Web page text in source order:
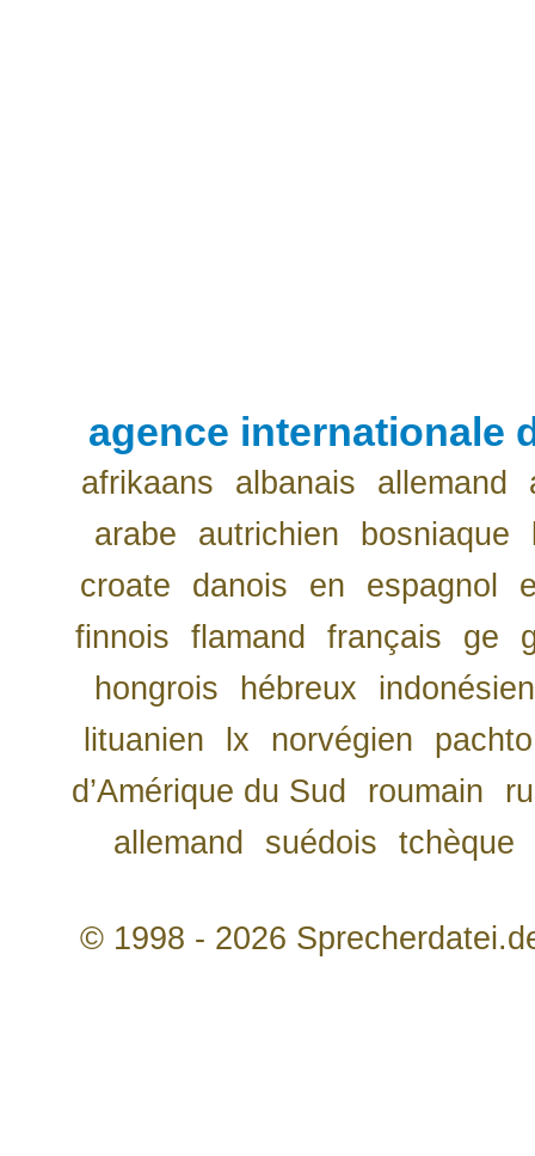
agence internationale
afrikaans albanais allemand
arabe
autrichien bosniaque
croate
danois en espagnol
finnois
flamand français ge
hongrois
hébreux
indonésien
lituanien
lx norvégien
pachto
d’Amérique du Sud
roumain
allemand
suédois tchèque
© 1998 - 2026